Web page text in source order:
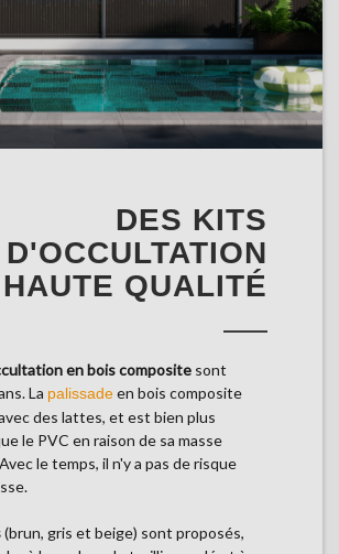
DES KITS
D'OCCULTATION
HAUTE QUALITÉ
en bois composite sont
La palissadeen bois composite
des lattes, et est bien plus
le PVC en raison de sa masse
le temps, il n'y a pas de risque
(brun, gris et beige) sont proposés,